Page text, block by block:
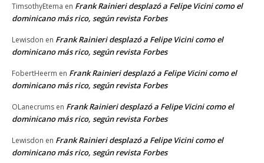
TimsothyEtema en Frank Rainieri desplazó a Felipe Vicini como el
dominicano más rico, según revista Forbes
Lewisdon en Frank Rainieri desplazó a Felipe Vicini como el
dominicano más rico, según revista Forbes
FobertHeerm en Frank Rainieri desplazó a Felipe Vicini como el
dominicano más rico, según revista Forbes
OLanecrums en Frank Rainieri desplazó a Felipe Vicini como el
dominicano más rico, según revista Forbes
Lewisdon en Frank Rainieri desplazó a Felipe Vicini como el
dominicano más rico, según revista Forbes